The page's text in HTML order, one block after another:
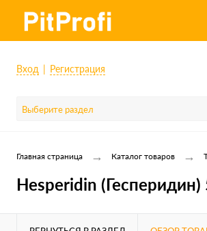
Вход Регистрация
Выберите раздел
Главная страница → Каталог товаров →
Hesperidin